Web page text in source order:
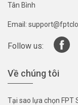
Tân Bình
Email:
Follow us:
Về chúng tôi
Tại sao lựa chọn FPT